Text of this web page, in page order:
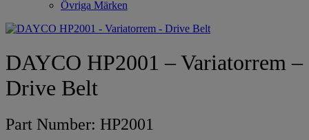
Övriga Märken
DAYCO HP2001 – Variatorrem –
Drive Belt
Part Number: HP2001